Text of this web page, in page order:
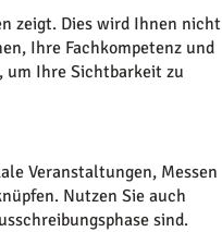
zeigt. Dies wird Ihnen nicht
Ihre Fachkompetenz und
um Ihre Sichtbarkeit zu
Veranstaltungen, Messen
Nutzen Sie auch
sind.